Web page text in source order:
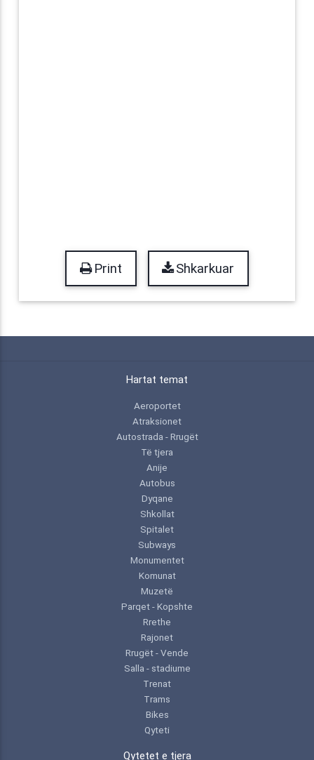
Print Shkarkuar
Hartat temat
Aeroportet
Atraksionet
Autostrada - Rrugët
Të tjera
Anije
Autobus
Dyqane
Shkollat
Spitalet
Subways
Monumentet
Komunat
Muzetë
Parqet - Kopshte
Rrethe
Rajonet
Rrugët - Vende
Salla - stadiume
Trenat
Trams
Bikes
Qyteti
Qytetet e tjera